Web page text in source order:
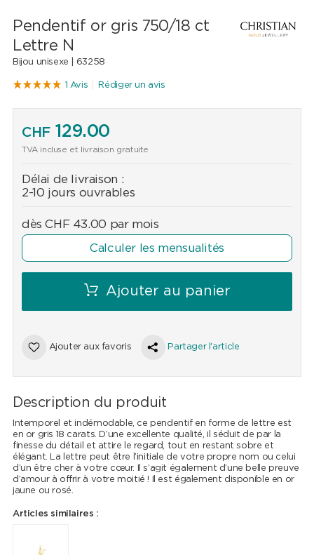
Pendentif or gris 750/18 ct
Lettre N
Bijou unisexe | 63258
1 Avis Rédiger un avis
CHF129.00
TVA incluse et livraison gratuite
Délai de livraison :
2-10 jours ouvrables
dèsCHF 43.00 par mois
Calculer les mensualités
Ajouter au panier
Ajouter aux favoris Partager l'article
Description du produit
Intemporel et indémodable, ce pendentif en forme de lettre est
en or gris 18 carats. D’une excellente qualité, il séduit de par la
finesse du détail et attire le regard, tout en restant sobre et
élégant. La lettre peut être l’initiale de votre propre nom ou celui
d’un être cher à votre cœur. Il s’agit également d’une belle preuve
d’amour à offrir à votre moitié ! Il est également disponible en or
jaune ou rosé.
Articles similaires :